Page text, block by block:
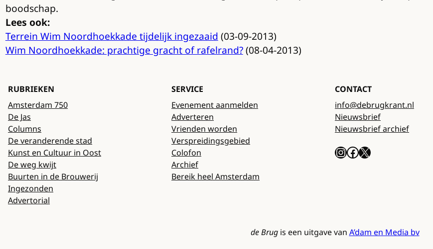
boodschap.
Lees ook:
Terrein Wim Noordhoekkade tijdelijk ingezaaid (03-09-2013)
Wim Noordhoekkade: prachtige gracht of rafelrand?(08-04-2013)
RUBRIEKEN
Amsterdam 750
De Jas
Columns
De veranderende stad
Kunst en Cultuur in Oost
De weg kwijt
Buurten in de Brouwerij
Ingezonden
Advertorial
SERVICE
Evenement aanmelden
Adverteren
Vrienden worden
Verspreidingsgebied
Colofon
Archief
Bereik heel Amsterdam
CONTACT
info@debrugkrant.nl
Nieuwsbrief
Nieuwsbrief archief
InstagramFacebook X
de Brug is een uitgave van A’dam en Media bv